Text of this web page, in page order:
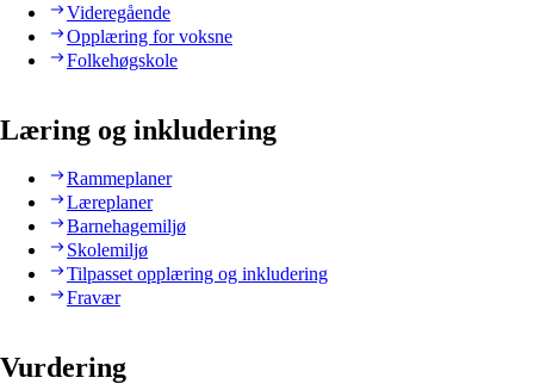
Videregående
Opplæring for voksne
Folkehøgskole
Læring og inkludering
Rammeplaner
Læreplaner
Barnehagemiljø
Skolemiljø
Tilpasset opplæring og inkludering
Fravær
Vurdering